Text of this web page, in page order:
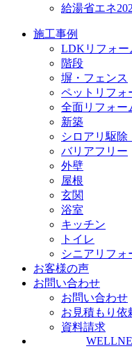
給湯省エネ
施工事例
LDKリフォー
階段
塀・フェンス
ペットリフォ
全面リフォー
新築
シロアリ駆除
バリアフリー
外壁
屋根
玄関
浴室
キッチン
トイレ
シニアリフォ
お客様の声
お問い合わせ
お問い合わせ
お見積もり依
資料請求